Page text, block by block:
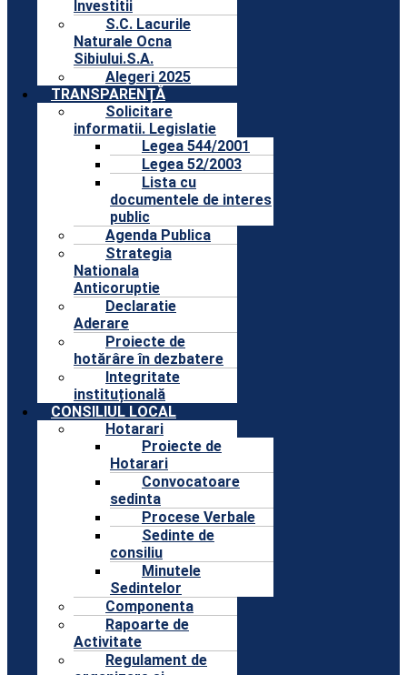
Investitii
S.C. Lacurile
Naturale Ocna
Sibiului.S.A.
Alegeri 2025
TRANSPARENȚĂ
Solicitare
informatii. Legislatie
Legea 544/2001
Legea 52/2003
Lista cu
documentele de interes
public
Agenda Publica
Strategia
Nationala
Anticoruptie
Declaratie
Aderare
Proiecte de
hotărâre în dezbatere
Integritate
instituțională
CONSILIUL LOCAL
Hotarari
Proiecte de
Hotarari
Convocatoare
sedinta
Procese Verbale
Sedinte de
consiliu
Minutele
Sedintelor
Componenta
Rapoarte de
Activitate
Regulament de